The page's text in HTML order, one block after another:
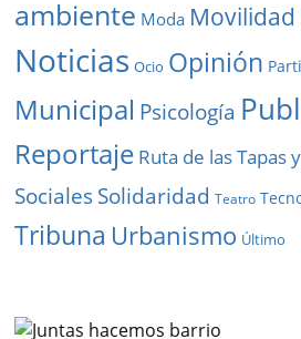
ambiente Moda Movilidad
Noticias Ocio Opinión
Municipal Psicología
Reportaje Ruta de las Tapas
SocialesSolidaridad Teatro
Tribuna Urbanismo Último